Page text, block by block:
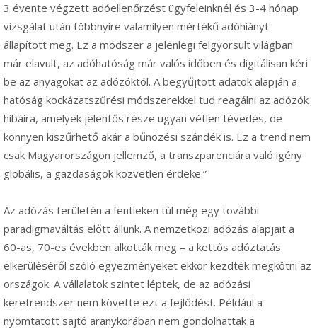
3 évente végzett adóellenőrzést ügyfeleinknél és 3-4 hónap
vizsgálat után többnyire valamilyen mértékű adóhiányt
állapított meg. Ez a módszer a jelenlegi felgyorsult világban
már elavult, az adóhatóság már valós időben és digitálisan kéri
be az anyagokat az adózóktól. A begyűjtött adatok alapján a
hatóság kockázatszűrési módszerekkel tud reagálni az adózók
hibáira, amelyek jelentős része ugyan vétlen tévedés, de
könnyen kiszűrhető akár a bűnözési szándék is. Ez a trend nem
csak Magyarországon jellemző, a transzparenciára való igény
globális, a gazdaságok közvetlen érdeke.”
Az adózás területén a fentieken túl még egy további
paradigmaváltás előtt állunk. A nemzetközi adózás alapjait a
60-as, 70-es években alkották meg – a kettős adóztatás
elkerüléséről szóló egyezményeket ekkor kezdték megkötni az
országok. A vállalatok szintet léptek, de az adózási
keretrendszer nem követte ezt a fejlődést. Például a
nyomtatott sajtó aranykorában nem gondolhattak a